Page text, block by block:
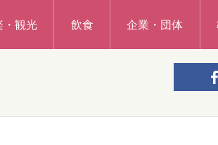
・観光 飲食 企業・団体